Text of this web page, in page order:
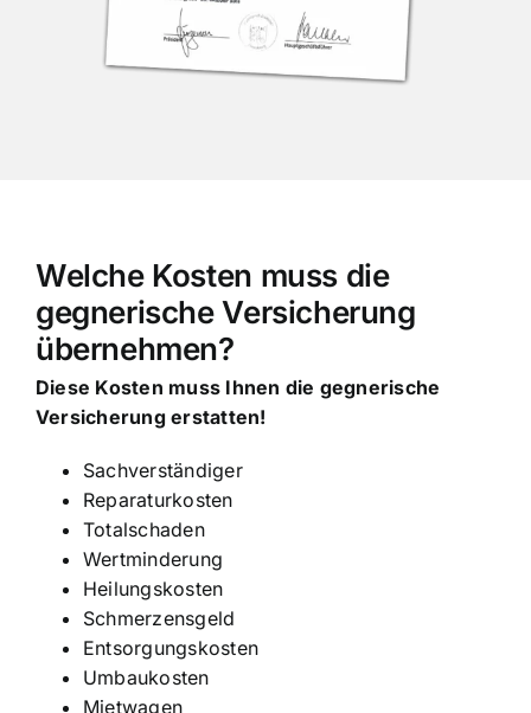
Welche Kosten muss die
gegnerische Versicherung
übernehmen?
Diese Kosten muss Ihnen die gegnerische
Versicherung erstatten!
Sachverständiger
Reparaturkosten
Totalschaden
Wertminderung
Heilungskosten
Schmerzensgeld
Entsorgungskosten
Umbaukosten
Mietwagen